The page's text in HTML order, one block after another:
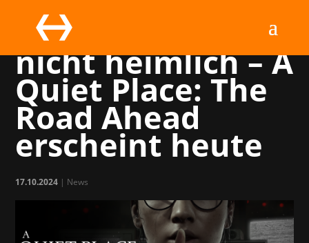
Leise, still, aber
nicht heimlich – A
Quiet Place: The
Road Ahead
erscheint heute
17.10.2024 | News